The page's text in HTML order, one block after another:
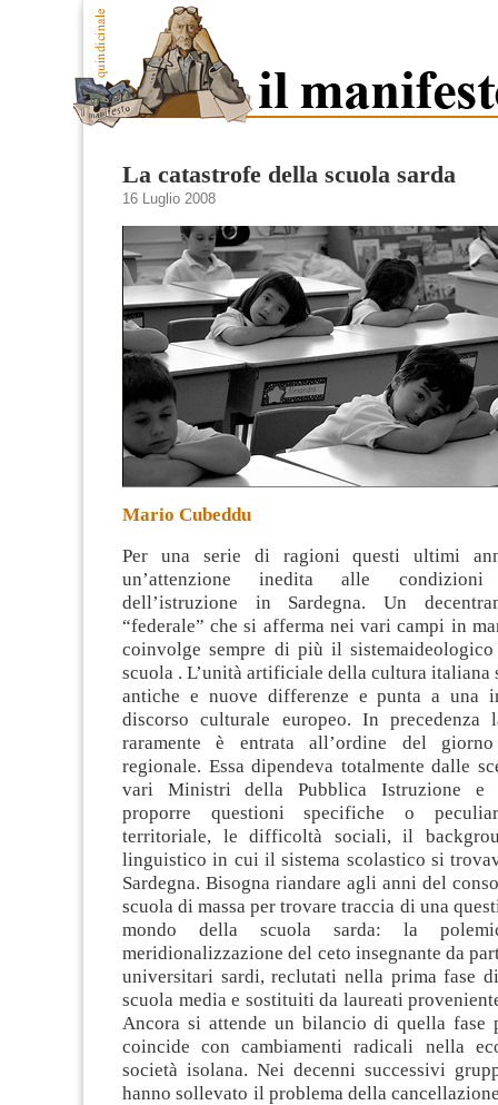
La catastrofe della scuola sarda
16 Luglio 2008
Mario Cubeddu
Per una serie di ragioni questi ultimi
un’attenzione inedita alle
dell’istruzione in Sardegna. Un
“federale” che si afferma nei vari campi in
coinvolge sempre di più il
scuola . L’unità artificiale della cultura italiana
antiche e nuove differenze e punta a una
discorso culturale europeo. In precedenza
raramente è entrata all’ordine del
regionale. Essa dipendeva totalmente dalle
vari Ministri della Pubblica Istruzione e
proporre questioni specifiche o
territoriale, le difficoltà sociali, il
linguistico in cui il sistema scolastico si
Sardegna. Bisogna riandare agli anni del
scuola di massa per trovare traccia di una
mondo della scuola sarda: la
meridionalizzazione del ceto insegnante da
universitari sardi, reclutati nella prima fase
scuola media e sostituiti da laureati
Ancora si attende un bilancio di quella fase
coincide con cambiamenti radicali nella
società isolana. Nei decenni successivi
hanno sollevato il problema della